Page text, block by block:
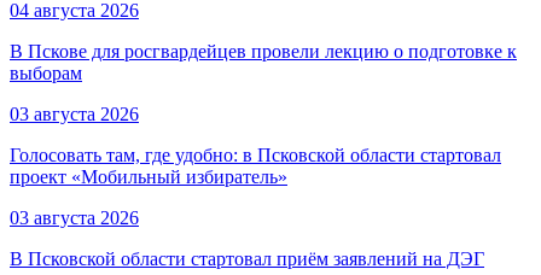
04 августа 2026
В Пскове для росгвардейцев провели лекцию о подготовке к
выборам
03 августа 2026
Голосовать там, где удобно: в Псковской области стартовал
проект «Мобильный избиратель»
03 августа 2026
В Псковской области стартовал приём заявлений на ДЭГ